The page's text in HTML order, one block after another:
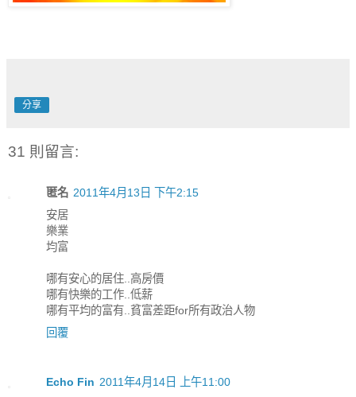
分享
31 則留言:
匿名 2011年4月13日 下午2:15
安居
樂業
均富
哪有安心的居住..高房價
哪有快樂的工作..低薪
哪有平均的富有..貧富差距for所有政治人物
回覆
Echo Fin 2011年4月14日 上午11:00